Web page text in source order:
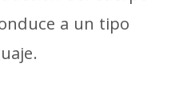
a un tipo